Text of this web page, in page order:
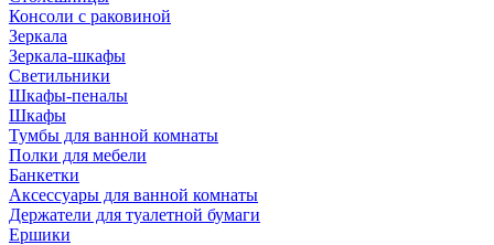
Консоли с раковиной
Зеркала
Зеркала-шкафы
Светильники
Шкафы-пеналы
Шкафы
Тумбы для ванной комнаты
Полки для мебели
Банкетки
Аксессуары для ванной комнаты
Держатели для туалетной бумаги
Ершики